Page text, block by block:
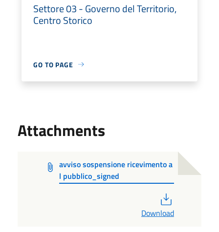
Settore 03 - Governo del Territorio,
Centro Storico
GO TO PAGE
Attachments
avviso sospensione ricevimento a
l pubblico_signed
Download